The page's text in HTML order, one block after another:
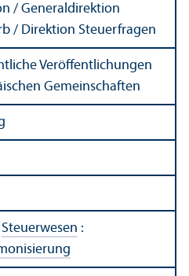
/ Generaldirektion
/ Direktion Steuerfragen
Veröffentlichungen
Gemeinschaften
Steuerwesen :